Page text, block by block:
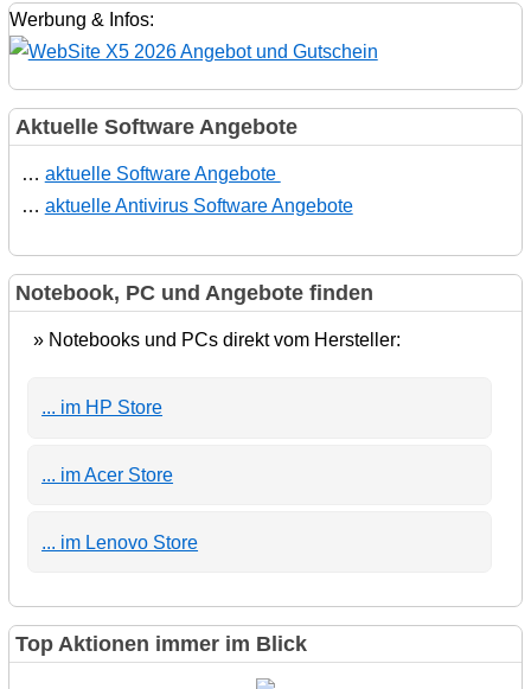
Werbung & Infos:
Aktuelle Software Angebote
… aktuelle Software Angebote
… aktuelle Antivirus Software Angebote
Notebook, PC und Angebote finden
» Notebooks und PCs direkt vom Hersteller:
... im HP Store
... im Acer Store
... im Lenovo Store
Top Aktionen immer im Blick